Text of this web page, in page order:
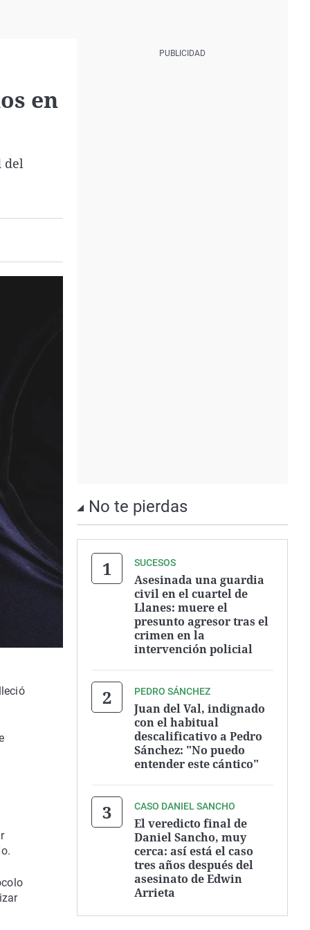
en
del
No te pierdas
SUCESOS
Asesinada una guardia
civil en el cuartel de
Llanes: muere el
presunto agresor tras el
crimen en la
intervención policial
PEDRO SÁNCHEZ
Juan del Val, indignado
con el habitual
descalificativo a Pedro
Sánchez: "No puedo
entender este cántico"
CASO DANIEL SANCHO
El veredicto final de
Daniel Sancho, muy
cerca: así está el caso
tres años después del
asesinato de Edwin
Arrieta